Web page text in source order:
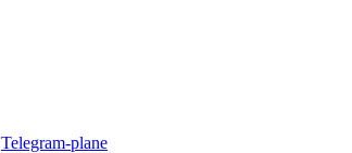
Telegram-plane